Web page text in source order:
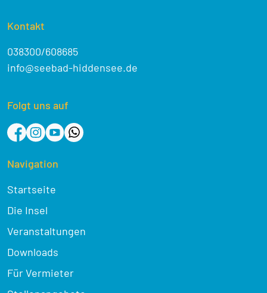
Kontakt
038300/608685
info@seebad-hiddensee.de
Folgt uns auf
Navigation
Startseite
Die Insel
Veranstaltungen
Downloads
Für Vermieter